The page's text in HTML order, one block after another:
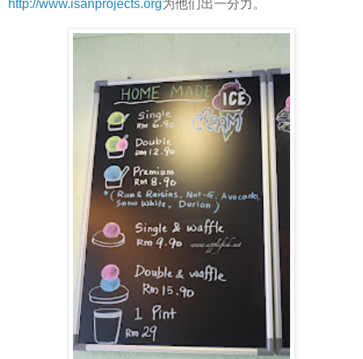
http://www.isanprojects.org为他们出一分力。